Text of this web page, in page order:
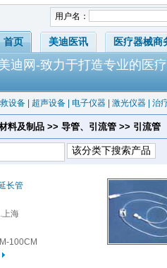
用户名：
首页 美迪医讯 医疗器械商
迪网-致力于打造专业的医
设备 超声设备 电子仪器 激光仪器 治
料及制品 >> 导管、引流管 >> 引流管
长管
上海
100CM